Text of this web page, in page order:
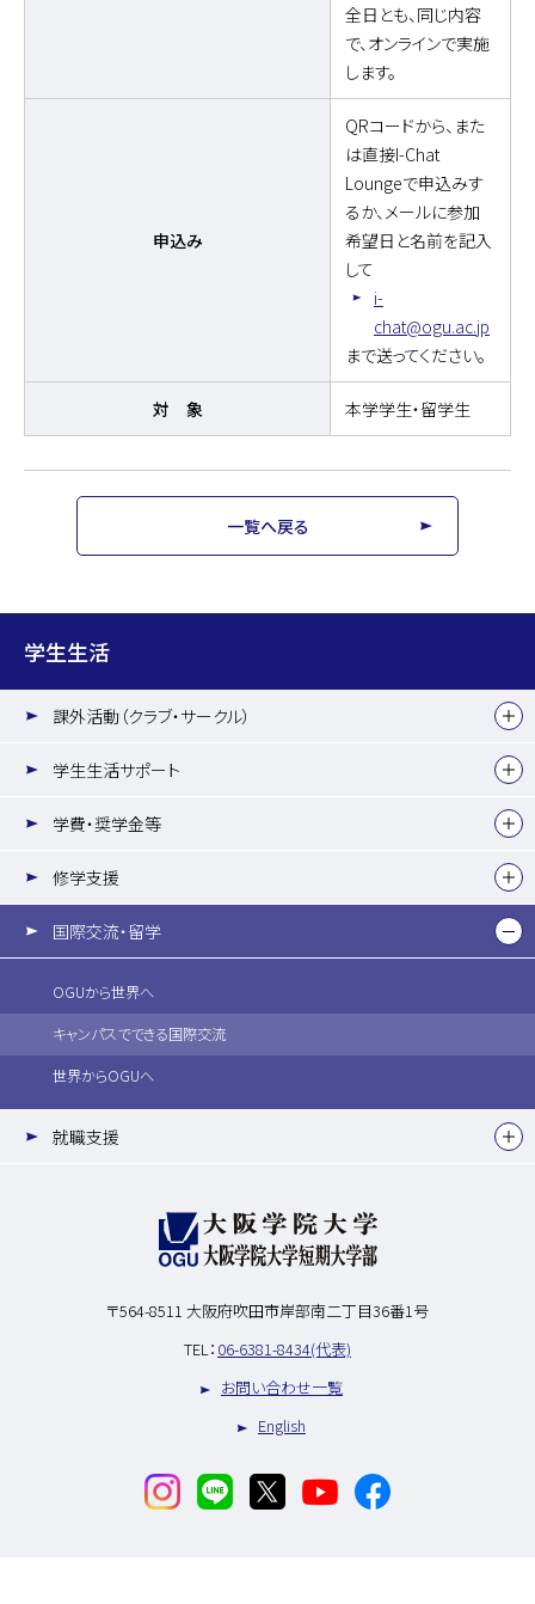
全日とも、同じ内容
で、オンラインで実施
します。
申込み
QRコードから、また
は直接I-Chat
Loungeで申込みす
るか、メールに参加
希望日と名前を記入
して
i-
chat@ogu.ac.jp
まで送ってください。
対 象 本学学生・留学生
一覧へ戻る
学生生活
課外活動（クラブ・サークル）
学生生活サポート
学費・奨学金等
修学支援
国際交流・留学
OGUから世界へ
キャンパスでできる国際交流
世界からOGUへ
就職支援
〒564-8511 大阪府吹田市岸部南二丁目36番1号
TEL： 06-6381-8434(代表)
お問い合わせ一覧
English